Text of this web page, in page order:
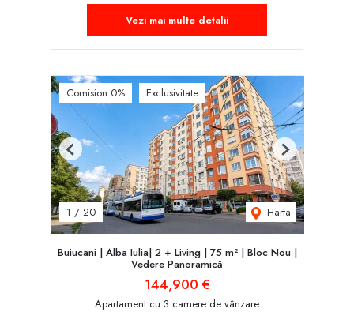
Vezi mai multe detalii
Comision 0% Exclusivitate
1 / 20 Harta
Previous Next
Buiucani | Alba Iulia| 2 + Living | 75 m² | Bloc Nou |
Vedere Panoramică
144,900 €
Apartament cu 3 camere de vânzare